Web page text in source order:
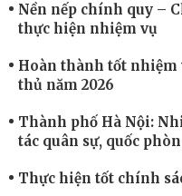
Nền nếp chính quy –
thực hiện nhiệm vụ
Hoàn thành tốt nhiệm
thủ năm 2026
Thành phố Hà Nội:
tác quân sự, quốc
Thực hiện tốt chính